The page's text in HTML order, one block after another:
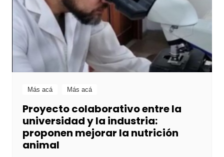
Más acá Más acá
Proyecto colaborativo entre la
universidad y la industria:
proponen mejorar la nutrición
animal